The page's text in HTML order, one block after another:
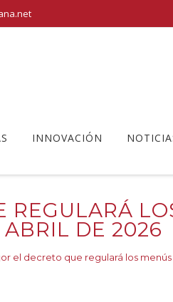
INNOVACIÓN
ABRIL DE 2026
el decreto que regulará los